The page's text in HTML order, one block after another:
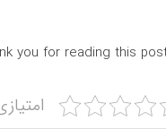
you for reading this